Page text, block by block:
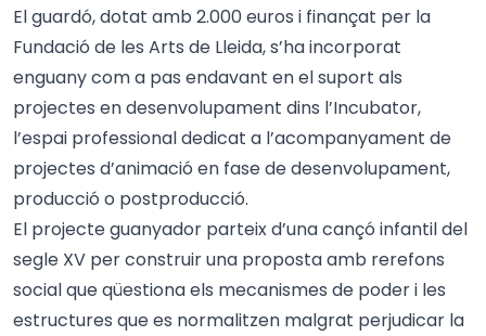
El guardó, dotat amb 2.000 euros i finançat per la
Fundació de les Arts de Lleida, s’ha incorporat
enguany com a pas endavant en el suport als
projectes en desenvolupament dins l’Incubator,
l’espai professional dedicat a l’acompanyament de
projectes d’animació en fase de desenvolupament,
producció o postproducció.
El projecte guanyador parteix d’una cançó infantil del
segle XV per construir una proposta amb rerefons
social que qüestiona els mecanismes de poder i les
estructures que es normalitzen malgrat perjudicar la